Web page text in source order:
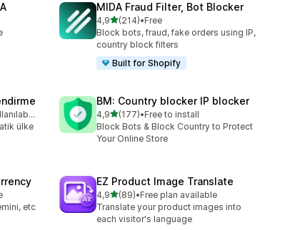
MIDA Fraud Filter, Bot Blocker
4,95 yıldız üzerinden
(214)
toplam 214 değerlendirme
•Free
Block bots, fraud, fake orders using IP,
country block filters
Built for Shopify
Ücretsiz deneme kullanılabilir
ülke
BM: Country blocker IP blocker
4,95 yıldız üzerinden
(177)
toplam 177 değerlendirme
•Free to install
Block Bots & Block Country to Protect
Your Online Store
etc
EZ Product Image Translate
4,95 yıldız üzerinden
(89)
toplam 89 değerlendirme
•Free plan available
Translate your product images into
each visitor's language